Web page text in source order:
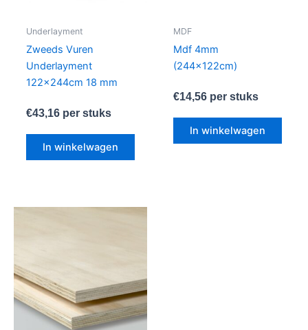
Underlayment
Zweeds Vuren
Underlayment
122x244cm 18 mm
€43,16per stuks
In winkelwagen
MDF
Mdf 4mm
(244x122cm)
€14,56per stuks
In winkelwagen